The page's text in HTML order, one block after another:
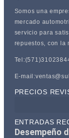
Somos una
mercado
servicio para
repuestos, con la
E-
PRECIOS
ENTRADAS
Desempeño